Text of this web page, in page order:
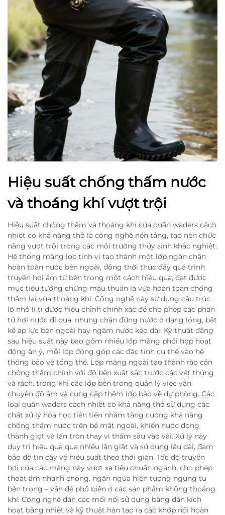
Hiệu suất chống thấm nước
và thoáng khí vượt trội
Hiệu suất chống thấm và thoáng khí của quần waders cách
nhiệt có khả năng thở là công nghệ nền tảng, tạo nên chức
năng vượt trội trong các môi trường thủy sinh khắc nghiệt.
Hệ thống màng lọc tinh vi tạo thành một lớp ngăn chặn
hoàn toàn nước bên ngoài, đồng thời thúc đẩy quá trình
truyền hơi ẩm từ bên trong một cách hiệu quả, đạt được
mục tiêu tưởng chừng mâu thuẫn là vừa hoàn toàn chống
thấm lại vừa thoáng khí. Công nghệ này sử dụng cấu trúc
lỗ nhỏ li ti được hiệu chỉnh chính xác để cho phép các phân
tử hơi nước đi qua, nhưng chặn đứng nước ở dạng lỏng, bất
kể áp lực bên ngoài hay ngâm nước kéo dài. Kỹ thuật đằng
sau hiệu suất này bao gồm nhiều lớp màng phối hợp hoạt
động ăn ý, mỗi lớp đóng góp các đặc tính cụ thể vào hệ
thống bảo vệ tổng thể. Lớp màng ngoài tạo thành rào cản
chống thấm chính với độ bền xuất sắc trước các vết thủng
và rách, trong khi các lớp bên trong quản lý việc vận
chuyển độ ẩm và cung cấp thêm lớp bảo vệ dự phòng. Các
loại quần waders cách nhiệt có khả năng thở sử dụng các
chất xử lý hóa học tiên tiến nhằm tăng cường khả năng
chống thấm nước trên bề mặt ngoài, khiến nước đọng
thành giọt và lăn tròn thay vì thấm sâu vào vải. Xử lý này
duy trì hiệu quả qua nhiều lần giặt và sử dụng lâu dài, đảm
bảo độ tin cậy về hiệu suất theo thời gian. Tốc độ truyền
hơi của các màng này vượt xa tiêu chuẩn ngành, cho phép
thoát ẩm nhanh chóng, ngăn ngừa hiện tượng ngưng tụ
bên trong – vấn đề phổ biến ở các sản phẩm không thoáng
khí. Công nghệ dán các mối nối sử dụng băng dán kích
hoạt bằng nhiệt và kỹ thuật hàn tạo ra các khớp nối hoàn